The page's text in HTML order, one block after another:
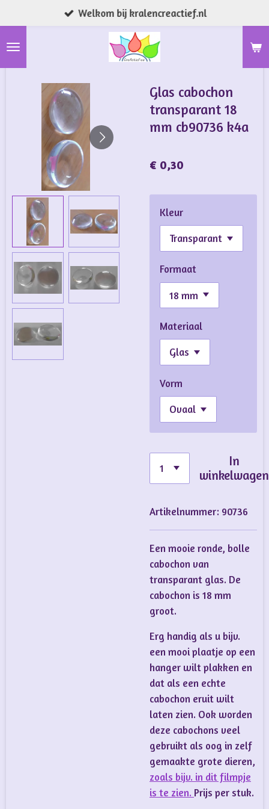
direct
naar
Welkom bij kralencreactief.nl
Glas cabochon
transparant 18
mm cb90736 k4a
€ 0,30
Kleur
Formaat
Materiaal
Vorm
In
winkelwagen
Artikelnummer: 90736
Een mooie ronde, bolle
cabochon van
transparant glas. De
cabochon is 18 mm
groot.
Erg handig als u bijv.
een mooi plaatje op een
hanger wilt plakken en
dat als een echte
cabochon eruit wilt
laten zien. Ook worden
deze cabochons veel
gebruikt als oog in zelf
gemaakte grote dieren,
zoals bijv. in dit filmpje
is te zien. Prijs per stuk.